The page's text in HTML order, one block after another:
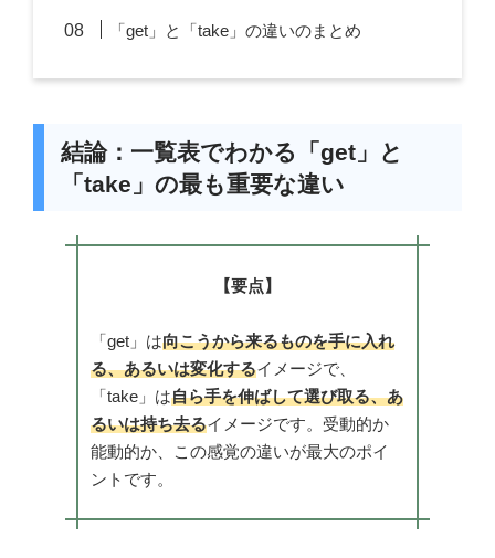
「get」と「take」の違いのまとめ
結論：一覧表でわかる「get」と
「take」の最も重要な違い
【要点】
「get」は向こうから来るものを手に入れ
る、あるいは変化するイメージで、
「take」は自ら手を伸ばして選び取る、あ
るいは持ち去るイメージです。受動的か
能動的か、この感覚の違いが最大のポイ
ントです。